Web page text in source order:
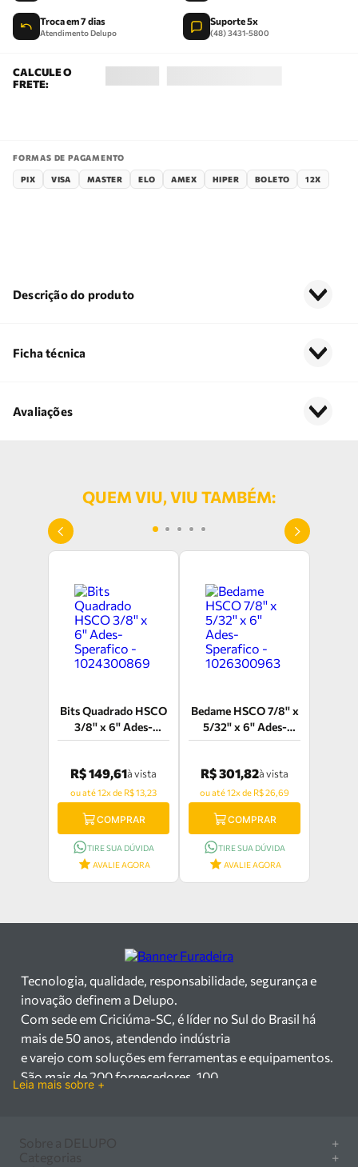
Troca em 7 dias
Atendimento Delupo
Suporte 5x
(48) 3431-5800
FORMAS DE PAGAMENTO
PIX VISA MASTER ELO AMEX HIPER BOLETO 12X
Descrição do produto
Ficha técnica
Avaliações
QUEM VIU, VIU TAMBÉM:
Bits Quadrado HSCO
3/8'' x 6'' Ades-
Sperafico -
R$ 149,61à vista
ou até 12x de R$ 13,23
COMPRAR
TIRE SUA DÚVIDA
AVALIE AGORA
Bedame HSCO 7/8'' x
5/32'' x 6'' Ades-
Sperafico -
R$ 301,82à vista
ou até 12x de R$ 26,69
COMPRAR
TIRE SUA DÚVIDA
AVALIE AGORA
Tecnologia, qualidade, responsabilidade, segurança e
inovação definem a Delupo.
Com sede em Criciúma-SC, é líder no Sul do Brasil há
mais de 50 anos, atendendo indústria
e varejo com soluções em ferramentas e equipamentos.
São mais de 200 fornecedores, 100
Leia mais sobre +
+
+